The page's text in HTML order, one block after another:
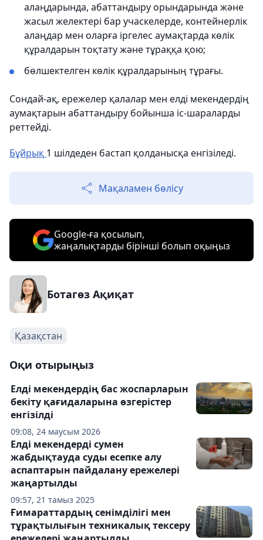
алаңдарында, абаттандыру орындарында және
жасыл желектері бар учаскелерде, контейнерлік
алаңдар мен оларға іргелес аумақтарда көлік
құралдарын тоқтату және тұраққа қою;
бөлшектелген көлік құралдарының тұрағы.
Сондай-ақ, ережелер қалалар мен елді мекендердің
аумақтарын абаттандыру бойынша іс-шараларды
реттейді.
Бұйрық 1 шілдеден бастап қолданысқа енгізіледі.
Мақаламен бөлісу
Google-ға қосылып,
жаңалықтарды бірінші болып оқыңыз
Ботагөз Ақиқат
Қазақстан
Оқи отырыңыз
09:08, 24 маусым 2026
Елді мекендердің бас жоспарларын
бекіту қағидаларына өзгерістер
енгізілді
09:57, 21 тамыз 2025
Елді мекендерді сумен
жабдықтауда суды есепке алу
аспаптарын пайдалану ережелері
жаңартылды
Ғимараттардың сенімділігі мен
тұрақтылығын техникалық тексеру